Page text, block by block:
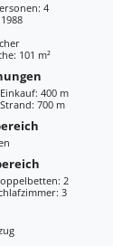
4
101 m²
400 m
700 m
2
3